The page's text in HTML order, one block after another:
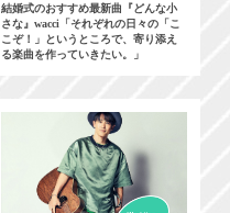
結婚式のおすすめ最新曲『どんな小
さな』wacci「それぞれの日々の「こ
こぞ！」というところで、寄り添え
る楽曲を作っていきたい。」